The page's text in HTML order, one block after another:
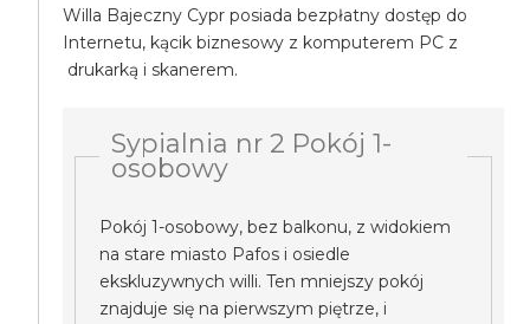
Willa Bajeczny Cypr posiada bezpłatny dostęp do
Internetu, kącik biznesowy z komputerem PC z
drukarką i skanerem.
Sypialnia nr 2 Pokój 1-
osobowy
Pokój 1-osobowy, bez balkonu, z widokiem
na stare miasto Pafos i osiedle
ekskluzywnych willi. Ten mniejszy pokój
znajduje się na pierwszym piętrze, i